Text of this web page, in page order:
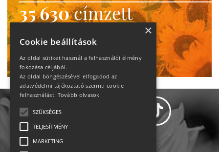
35 630címzett
heti motiváció
Ne maradj le!
×
Cookie beállítások
Az oldal sütiket használ a felhasználói élmény
fokozása céljából.
Az oldal böngészésével elfogadod az
adatvédelmi tájékoztató szerinti cookie
felhasználást. Tovább olvasok
SZÜKSÉGES
TELJESÍTMÉNY
MARKETING